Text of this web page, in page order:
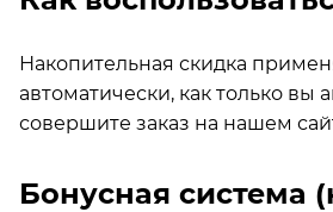
Накопительная скидка
автоматически, как только вы
совершите заказ на нашем
Бонусная система